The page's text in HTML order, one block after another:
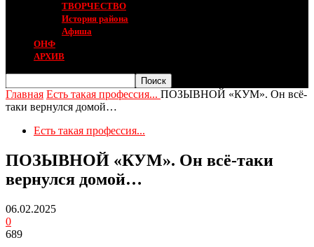
ТВОРЧЕСТВО
История района
Афиша
ОНФ
АРХИВ
Главная Есть такая профессия... ПОЗЫВНОЙ «КУМ». Он всё-
таки вернулся домой…
Есть такая профессия...
ПОЗЫВНОЙ «КУМ». Он всё-таки
вернулся домой…
06.02.2025
0
689